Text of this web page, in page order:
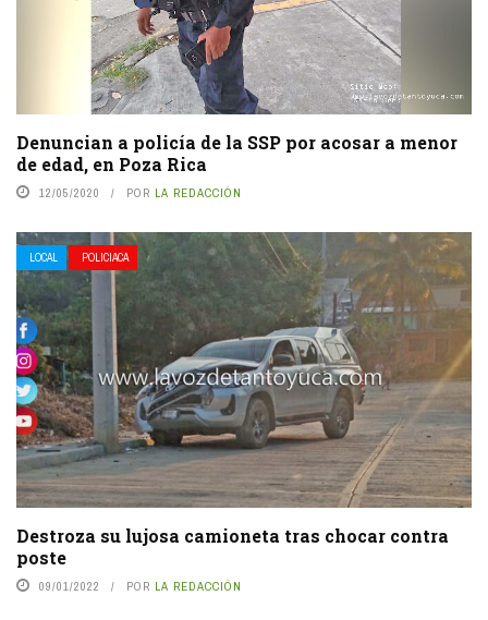
Denuncian a policía de la SSP por acosar a menor
de edad, en Poza Rica
12/05/2020 POR LA REDACCIÓN
LOCAL POLICIACA
Destroza su lujosa camioneta tras chocar contra
poste
09/01/2022 POR LA REDACCIÓN